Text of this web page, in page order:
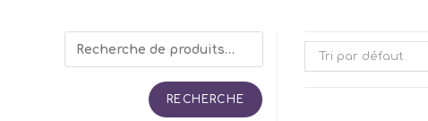
Tri par défaut
RECHERCHE